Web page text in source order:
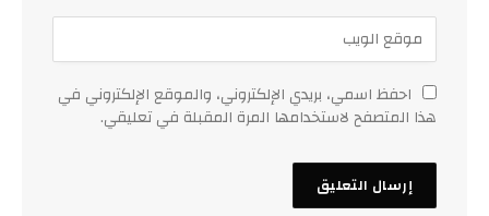
احفظ اسمي، بريدي الإلكتروني، والموقع الإلكتروني في
هذا المتصفح لاستخدامها المرة المقبلة في تعليقي.